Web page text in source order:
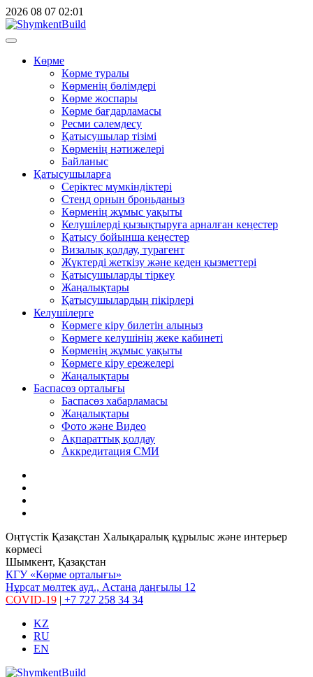
2026 08 07 02:01
Көрме
Көрме туралы
Көрменің бөлімдері
Көрме жоспары
Көрме бағдарламасы
Ресми сәлемдесу
Қатысушылар тізімі
Көрменің нәтижелері
Байланыс
Қатысушыларға
Серіктес мүмкіндіктері
Стенд орнын броньданыз
Көрменің жұмыс уақыты
Келушілерді қызықтыруға арналған кеңестер
Қатысу бойынша кеңестер
Визалық қолдау, турагент
Жүктерді жеткізу және кеден қызметтері
Қатысушыларды тіркеу
Жаңалықтары
Қатысушылардың пікірлері
Келушілерге
Көрмеге кіру билетін алыңыз
Көрмеге келушінің жеке кабинеті
Көрменің жұмыс уақыты
Көрмеге кіру ережелері
Жаңалықтары
Баспасөз орталығы
Баспасөз хабарламасы
Жаңалықтары
Фото және Видео
Ақпараттық қолдау
Аккредитация СМИ
Оңтүстік Қазақстан Халықаралық құрылыс және интерьер
көрмесі
Шымкент, Қазақстан
КГУ «Көрме орталығы»
Нұрсат мөлтек ауд., Астана даңғылы 12
COVID-19 | +7 727 258 34 34
KZ
RU
EN